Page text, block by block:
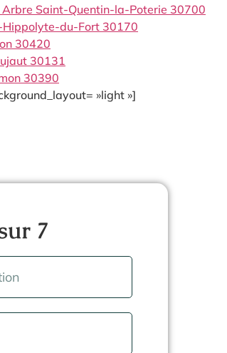
Arbre Saint-Quentin-la-Poterie 30700
Hippolyte-du-Fort 30170
30420
30131
30390
»light »]
7